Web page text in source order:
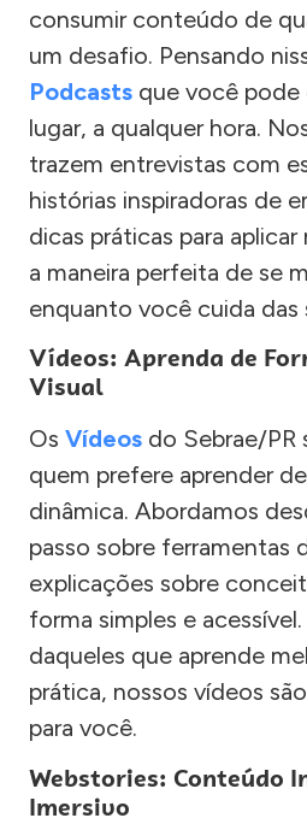
consumir conteúdo de
um desafio. Pensando
Podcasts que você pode
lugar, a qualquer hora.
trazem entrevistas com
histórias inspiradoras de
dicas práticas para
a maneira perfeita de se
enquanto você cuida das
Vídeos: Aprenda de
Visual
Os Vídeos do Sebrae/PR
quem prefere aprender
dinâmica. Abordamos
passo sobre ferramentas
explicações sobre
forma simples e
daqueles que aprende
prática, nossos vídeos
para você.
Webstories: Conteúdo
Imersivo